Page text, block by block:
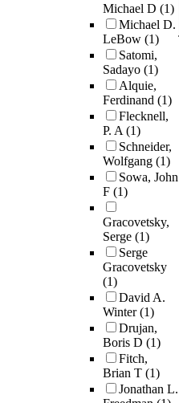
Michael D (1)
Michael D.
LeBow (1)
Satomi,
Sadayo (1)
Alquie,
Ferdinand (1)
Flecknell,
P. A(1)
Schneider,
Wolfgang (1)
Sowa, John
F (1)
Gracovetsky,
Serge (1)
Serge
Gracovetsky
(1)
David A.
Winter(1)
Drujan,
Boris D (1)
Fitch,
Brian T (1)
Jonathan L.